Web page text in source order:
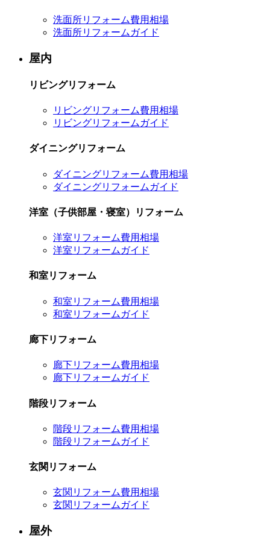
洗面所リフォーム費用相場
洗面所リフォームガイド
屋内
リビングリフォーム
リビングリフォーム費用相場
リビングリフォームガイド
ダイニングリフォーム
ダイニングリフォーム費用相場
ダイニングリフォームガイド
洋室（子供部屋・寝室）リフォーム
洋室リフォーム費用相場
洋室リフォームガイド
和室リフォーム
和室リフォーム費用相場
和室リフォームガイド
廊下リフォーム
廊下リフォーム費用相場
廊下リフォームガイド
階段リフォーム
階段リフォーム費用相場
階段リフォームガイド
玄関リフォーム
玄関リフォーム費用相場
玄関リフォームガイド
屋外